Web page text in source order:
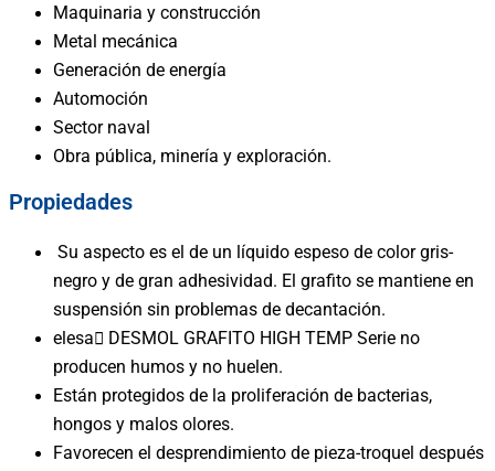
Maquinaria y construcción
Metal mecánica
Generación de energía
Automoción
Sector naval
Obra pública, minería y exploración.
Propiedades
Su aspecto es el de un líquido espeso de color gris-
negro y de gran adhesividad. El grafito se mantiene en
suspensión sin problemas de decantación.
elesa DESMOL GRAFITO HIGH TEMP Serie no
producen humos y no huelen.
Están protegidos de la proliferación de bacterias,
hongos y malos olores.
Favorecen el desprendimiento de pieza-troquel después